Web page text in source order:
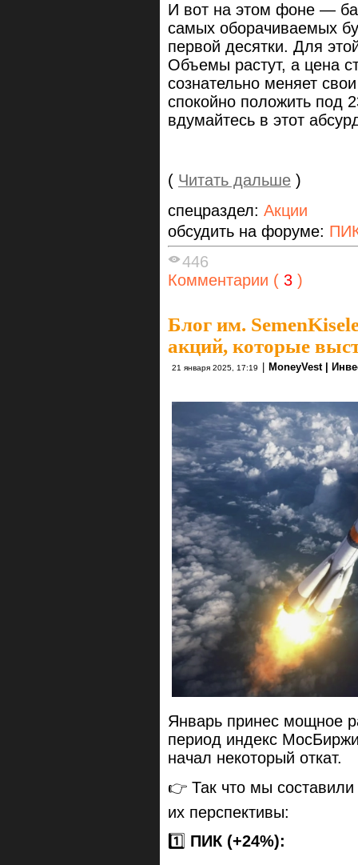
И вот на этом фоне —
самых оборачиваемых
первой десятки. Для
Объемы растут, а цена
сознательно меняет
спокойно положить под
вдумайтесь в этот
( Читать дальше )
спецраздел: Акции
обсудить на форуме:
446
Комментарии ( 3 )
Блог им.
акций, которые
21 января 2025, 17:19 MoneyVest |
Январь принес мощное
период индекс
начал некоторый откат.
👉 Так что мы
их перспективы:
1️⃣ ПИК (+24%):